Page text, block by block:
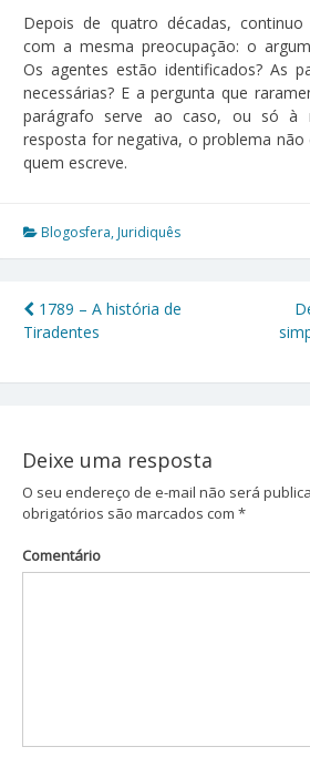
Depois de quatro décadas,
com a mesma preocupação: o
Os agentes estão identificados? As
necessárias? E a pergunta que
parágrafo serve ao caso, ou só à
resposta for negativa, o problema não
quem escreve.
Blogosfera, Juridiquês
Navegação
de
1789 – A história de
Tiradentes
Deixe uma resposta
O seu endereço de e-mail não será
obrigatórios são marcados com *
Comentário